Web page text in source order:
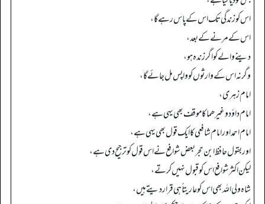
اس کو زندگی تک اس کے پاس رہے گا،
اس کے مرنے کے بعد،
دینے والے کو اگر زندہ ہو،
وگرنہ اس کے وارثوں کو واپس مل جائے گا،
امام زہری،
امام داؤد وغیرھما کا موقف بھی یہی ہے،
امام احمد اور امام شافعی کا ایک قول بھی یہی ہے،
اور بقول حافظ ابن حجر بعض شوافع نے اس قول کو ترجیح دی ہے،
لیکن اکثر شوافع اس کو قبول نہیں کرتے،
شاہ ولی اللہ بھی اس کو عاریتاً ہی قرار دیتے ہیں،